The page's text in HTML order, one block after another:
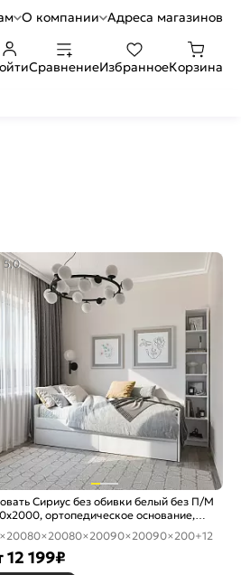
О компании Адреса магазинов
СравнениеИзбранноеКорзина
Сириус без обивки белый без П/М
ортопедическое основание,
5,0
80×20080×20090×20090×200+12
12 199₽